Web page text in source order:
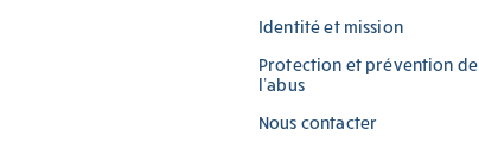
Identité et mission
Protection et prévention de
l’abus
Nous contacter